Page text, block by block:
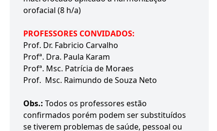
orofacial (8 h/a)
PROFESSORES CONVIDADOS:
Prof. Dr. Fabricio Carvalho
Profª. Dra. Paula Karam
Profª. Msc. Patrícia de Moraes
Prof. Msc. Raimundo de Souza Neto
Obs.: Todos os professores estão
confirmados porém podem ser substituídos
se tiverem problemas de saúde, pessoal ou